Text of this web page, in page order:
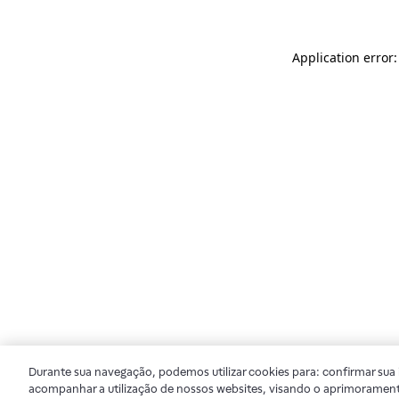
Application
Durante sua navegação, podemos utilizar cookies para: confirmar
acompanhar a utilização de nossos websites, visando o